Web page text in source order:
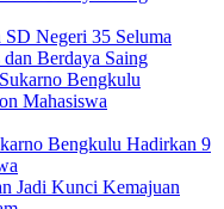
Negeri 35 Seluma
Berdaya Saing
Bengkulu Hadirkan 9